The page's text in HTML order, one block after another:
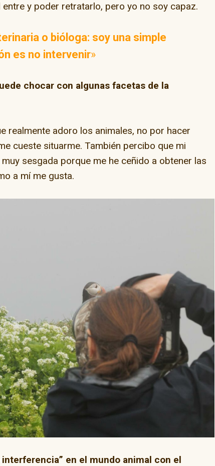
y poder retratarlo, pero yo no soy capaz.
o bióloga: soy una simple
es no intervenir»
chocar con algunas facetas de la
realmente adoro los animales, no por hacer
cueste situarme. También percibo que mi
sesgada porque me he ceñido a obtener las
a mí me gusta.
en el mundo animal con el